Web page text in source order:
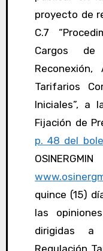
proyecto de
C.7
Cargos
Tarifarios
Iniciales”, a
Fijación de
p. 48 del
quince (15)
las
dirigidas
Regulación